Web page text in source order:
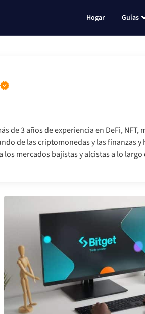
Hogar Guías
de 3 años de experiencia en DeFi,
de las criptomonedas y las finanzas
los mercados bajistas y alcistas a lo largo